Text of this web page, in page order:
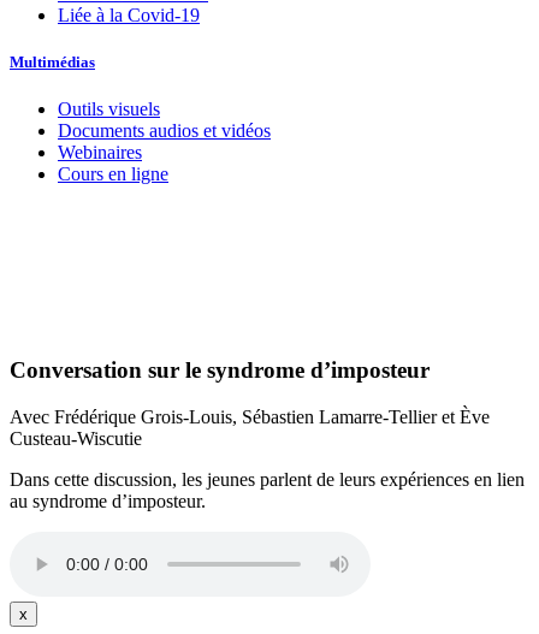
Liée à la Covid-19
Multimédias
Outils visuels
Documents audios et vidéos
Webinaires
Cours en ligne
Conversation sur le syndrome d’imposteur
Avec Frédérique Grois-Louis, Sébastien Lamarre-Tellier et Ève
Custeau-Wiscutie
Dans cette discussion, les jeunes parlent de leurs expériences en lien
au syndrome d’imposteur.
x